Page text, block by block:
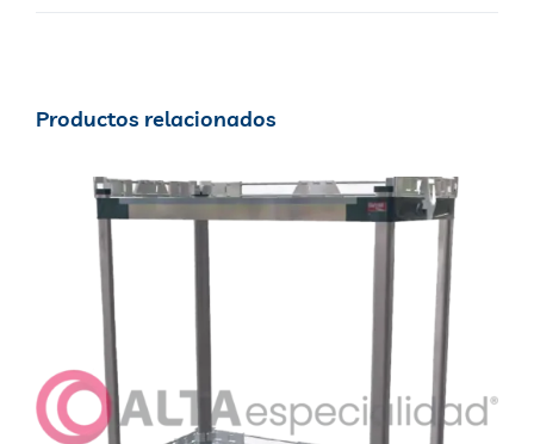
Productos relacionados
DETALLES